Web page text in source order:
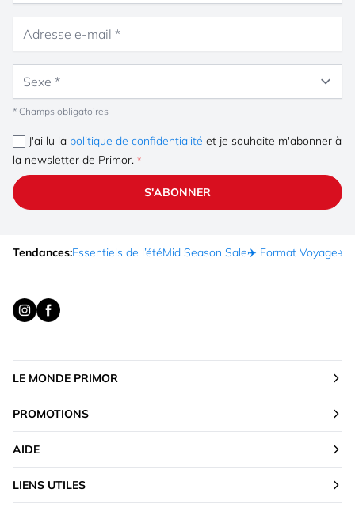
* Champs obligatoires
J'ai lu la politique de confidentialité et je souhaite m'abonner à
la newsletter de Primor.
S'ABONNER
Tendances:Essentiels de l’étéMid Season Sale✈️ Format Voyage☀️
LE MONDE PRIMOR
PROMOTIONS
AIDE
LIENS UTILES